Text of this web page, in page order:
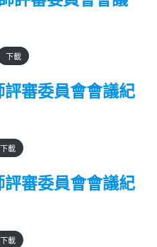
下載
審委員會會議紀
下載
審委員會會議紀
下載